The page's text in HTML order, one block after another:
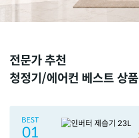
전문가 추천
청정기/에어컨 베스트 상품
BEST
01